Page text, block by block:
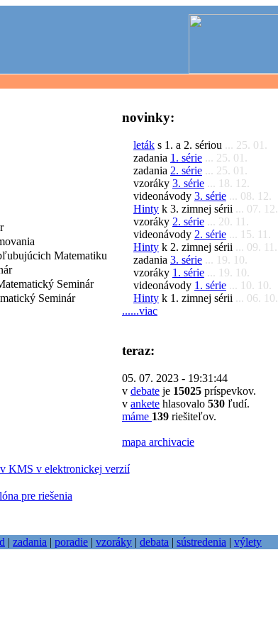
Matematiku
Seminár
Seminár
novinky:
leták s 1. a 2. sériou ... 25. 01.
zadania 1. série ... 25. 01.
zadania 2. série ... 25. 01.
vzoráky 3. série ... 18. 12.
videonávody 3. série ... 08. 12.
Hinty k 3. zimnej sérii ... 07. 12.
vzoráky 2. série ... 20. 11.
videonávody 2. série ... 15. 11.
Hinty k 2. zimnej sérii ... 09. 11.
zadania 3. série ... 19. 10.
vzoráky 1. série ... 19. 10.
videonávody 1. série ... 10. 10.
Hinty k 1. zimnej sérii ... 06. 10.
......viac
teraz:
05. 07. 2023 - 19:31:44
v debate je 15025 príspevkov.
v ankete hlasovalo 530 ľudí.
máme 139 riešiteľov.
mapa archivacie
KMS v elektronickej verzií
pre riešenia
| zadania | poradie | vzoráky | debata | sústredenia | výlety